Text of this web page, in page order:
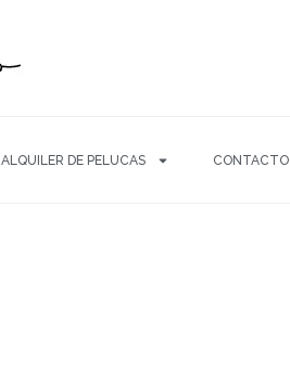
ALQUILER DE PELUCAS CONTACTO